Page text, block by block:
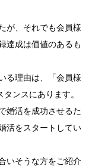
が、それでも会員様
達成は価値のあるも
る理由は、「会員様
ンスにあります。
婚活を成功させるた
活をスタートしてい
いそうな方をご紹介